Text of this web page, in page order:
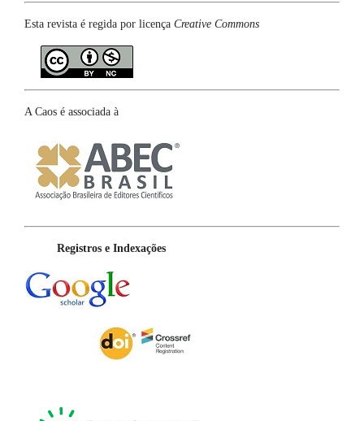
Esta revista é regida por licença Creative Commons
A Caos é associada à
Registros e Indexações